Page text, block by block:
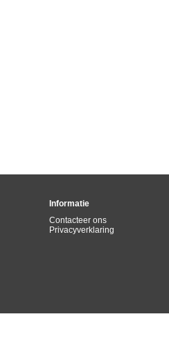
Informatie
Contacteer ons
Privacyverklaring